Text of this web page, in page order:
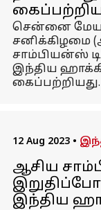
சென்னை
சனிக்கிழமை
சாம்பியன்ஸ்
இந்திய
கைப்பற்றியது.
12 Aug 2023 •
ஆசிய
இந்திய